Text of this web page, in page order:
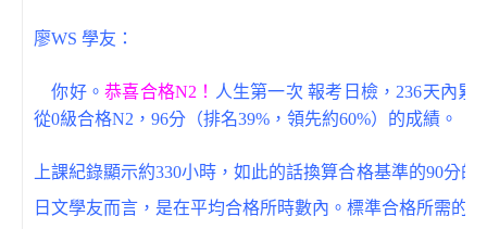
廖WS 學友：
你好。恭喜合格N2！ 人生第一次 報考日檢，236天內累
從0級合格N2，96分（排名39%，領先約60%）的成績。
上課紀錄顯示約330小時，如此的話換算合格基準的90分
日文學友而言，是在平均合格所時數內。標準合格所需的